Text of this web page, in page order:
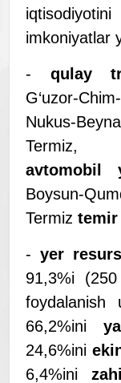
imkoniyatlar
- qulay
G‘uzor-
Nukus-
Termiz,
avtomobil
Boysun-
Termiz temir
- yer
91,3%i
foydalanish
66,2%ini
24,6%ini
6,4%ini